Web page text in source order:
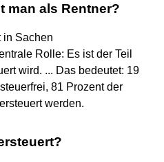
man als Rentner?
in Sachen
Rolle: Es ist der Teil
wird. ... Das bedeutet: 19
81 Prozent der
werden.